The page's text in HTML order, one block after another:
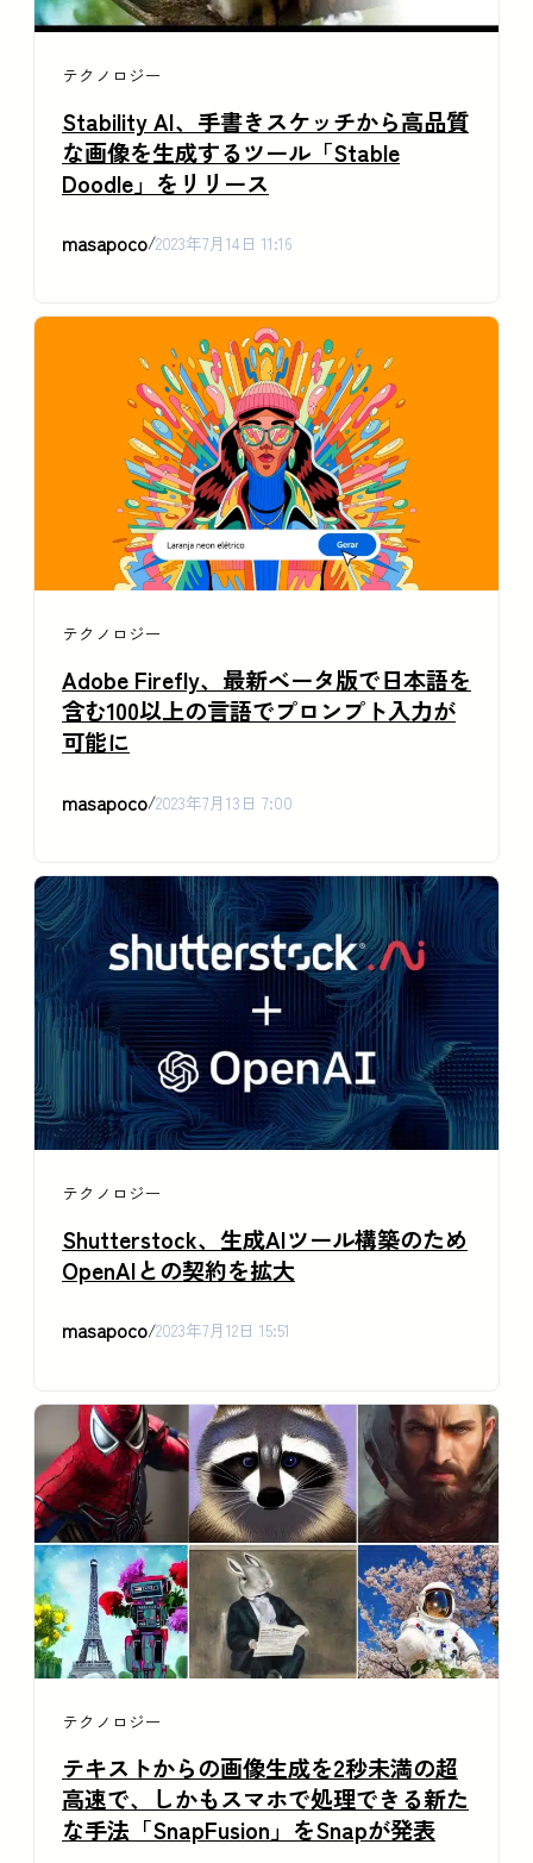
テクノロジー
Stability AI、手書きスケッチから高品質
な画像を生成するツール「Stable
Doodle」をリリース
masapoco/2023年7月14日 11:16
テクノロジー
Adobe Firefly、最新ベータ版で日本語を
含む100以上の言語でプロンプト入力が
可能に
masapoco/2023年7月13日 7:00
テクノロジー
Shutterstock、生成AIツール構築のため
OpenAIとの契約を拡大
masapoco/2023年7月12日 15:51
テクノロジー
テキストからの画像生成を2秒未満の超
高速で、しかもスマホで処理できる新た
な手法「SnapFusion」をSnapが発表